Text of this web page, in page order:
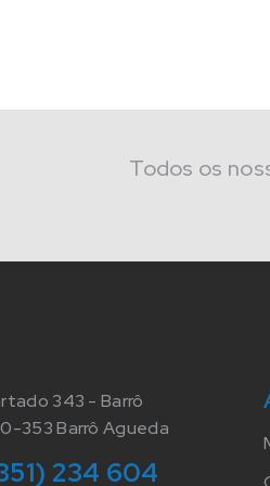
Todos os
343 - Barrô
353 Barrô Agueda
234 604